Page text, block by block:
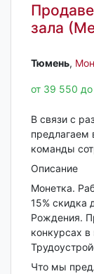
зала
Тюмень‎,
от 39 550
В связи c
предлагаем
кoмaнды
Oписaниe
Mонeткa.
15% скидка
Pождeния.
конкуpcаx в
Что мы